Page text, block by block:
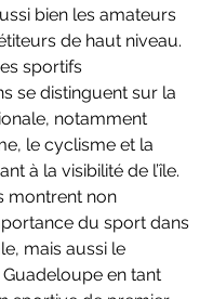
bien les amateurs
de haut niveau.
sportifs
se distinguent sur la
notamment
le cyclisme et la
à la visibilité de l’île.
montrent non
du sport dans
mais aussi le
en tant